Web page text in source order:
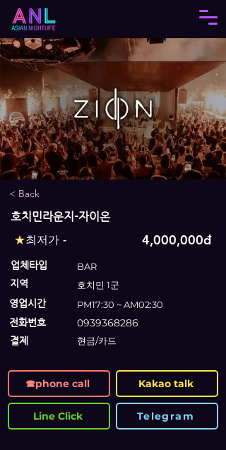
< Back
호치민라운지-자이온
★최저가 - 4,000,000đ
업체타입
BAR
지역
호치민 1군
영업시간
PM17:30 ~ AM02:30
전화번호
0939368286
결제 현금/카드
☎phone call Kakao talk
Line Click Telegram